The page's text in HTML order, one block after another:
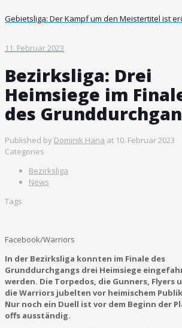
Gebietsliga: Der Kampf um den Meistertitel ist
11. Februar 2023
Bezirksliga: Drei
Heimsiege im
des
Published by Dominik Hana at 10. Februar 2023
Categories
Bezirksliga
News
Tags
Facebook/Warriors
In der Bezirksliga konnten im Finale des
Grunddurchgangs drei Heimsiege
werden. Die Torpedos, die Gunners, Flyers
die Warriors jubelten vor heimischem
Nur noch ein Duell ist vor dem Beginn der
offs ausständig.